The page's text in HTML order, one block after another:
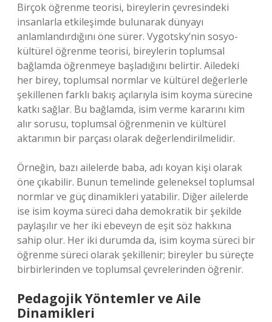
Birçok öğrenme teorisi, bireylerin çevresindeki
insanlarla etkileşimde bulunarak dünyayı
anlamlandırdığını öne sürer. Vygotsky’nin sosyo-
kültürel öğrenme teorisi, bireylerin toplumsal
bağlamda öğrenmeye başladığını belirtir. Ailedeki
her birey, toplumsal normlar ve kültürel değerlerle
şekillenen farklı bakış açılarıyla isim koyma sürecine
katkı sağlar. Bu bağlamda, isim verme kararını kim
alır sorusu, toplumsal öğrenmenin ve kültürel
aktarımın bir parçası olarak değerlendirilmelidir.
Örneğin, bazı ailelerde baba, adı koyan kişi olarak
öne çıkabilir. Bunun temelinde geleneksel toplumsal
normlar ve güç dinamikleri yatabilir. Diğer ailelerde
ise isim koyma süreci daha demokratik bir şekilde
paylaşılır ve her iki ebeveyn de eşit söz hakkına
sahip olur. Her iki durumda da, isim koyma süreci bir
öğrenme süreci olarak şekillenir; bireyler bu süreçte
birbirlerinden ve toplumsal çevrelerinden öğrenir.
Pedagojik Yöntemler ve Aile
Dinamikleri